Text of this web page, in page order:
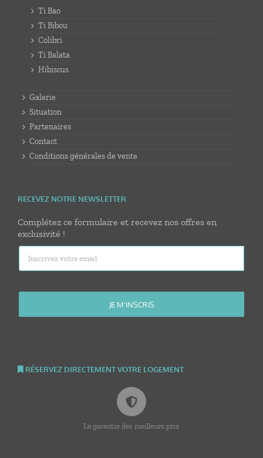
Ti Bao
Ti Bibou
Colibri
Ti Balata
Hibiscus
Galerie
Situation
Partenaires
Contact
Conditions générales de vente
RECEVEZ NOTRE NEWSLETTER
Complétez ce formulaire et recevez nos offres en
exclusivité !
RÉSERVEZ DIRECTEMENT VOTRE LOGEMENT
La garantie des meilleurs prix